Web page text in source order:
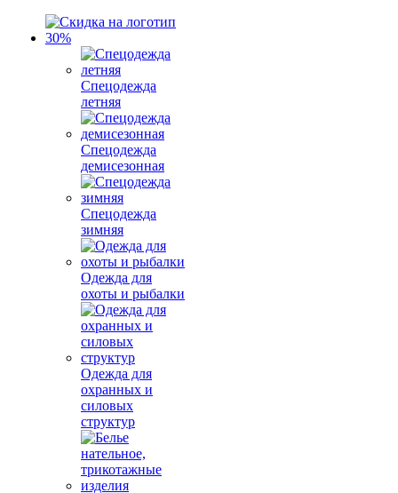
Спецодежда
летняя
Спецодежда
демисезонная
Спецодежда
зимняя
Одежда для
охоты и рыбалки
Одежда для
охранных и
силовых
структур